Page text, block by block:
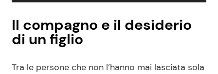
Il compagno e il desiderio
di un figlio
Tra le persone che non l’hanno mai lasciata sola